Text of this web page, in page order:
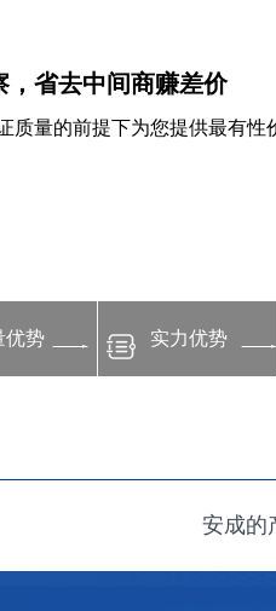
，省去中间商赚差价
质量的前提下为您提供最有性
优势 实力优势
安成的